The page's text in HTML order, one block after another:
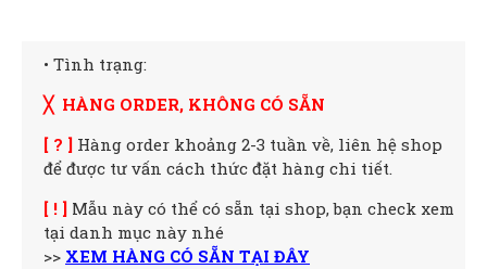
• Tình trạng:
╳ HÀNG ORDER, KHÔNG CÓ SẴN
[ ? ] Hàng order khoảng 2-3 tuần về, liên hệ shop
để được tư vấn cách thức đặt hàng chi tiết.
[ ! ] Mẫu này có thể có sẵn tại shop, bạn check xem
tại danh mục này nhé
>> XEM HÀNG CÓ SẴN TẠI ĐÂY